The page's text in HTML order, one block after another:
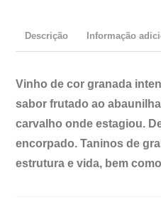
Descrição Informação
Vinho de cor granada
sabor frutado ao
carvalho onde estagiou.
encorpado. Taninos de
estrutura e vida, bem